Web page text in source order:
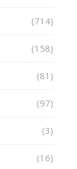
(714)
(158)
(81)
(97)
(3)
(16)